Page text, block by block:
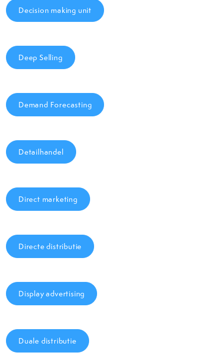
Decision making unit
Deep Selling
Demand Forecasting
Detailhandel
Direct marketing
Directe distributie
Display advertising
Duale distributie